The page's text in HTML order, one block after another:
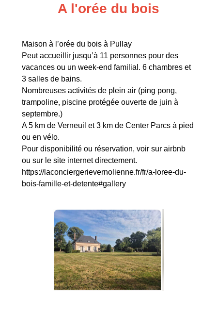
A l'orée du bois
Maison à l’orée du bois à Pullay
Peut accueillir jusqu’à 11 personnes pour des
vacances ou un week-end familial. 6 chambres et
3 salles de bains.
Nombreuses activités de plein air (ping pong,
trampoline, piscine protégée ouverte de juin à
septembre.)
A 5 km de Verneuil et 3 km de Center Parcs à pied
ou en vélo.
Pour disponibilité ou réservation, voir sur airbnb
ou sur le site internet directement.
https://laconciergerievernolienne.fr/fr/a-loree-du-
bois-famille-et-detente#gallery